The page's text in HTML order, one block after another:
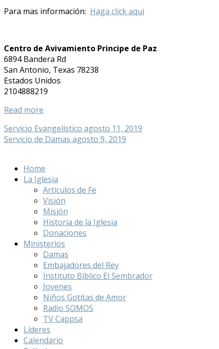
Para mas información: Haga click aqui
Centro de Avivamiento Principe de Paz
6894 Bandera Rd
San Antonio, Texas 78238
Estados Unidos
2104888219
Read more
Servicio Evangelístico agosto 11, 2019
Servicio de Damas agosto 9, 2019
Home
La Iglesia
Artículos de Fe
Visión
Misión
Historia de la Iglesia
Donaciones
Ministerios
Damas
Embajadores del Rey
Instituto Bíblico El Sembrador
Jovenes
Niños Gotitas de Amor
Radio SOMOS
TV Cappsa
Líderes
Calendario